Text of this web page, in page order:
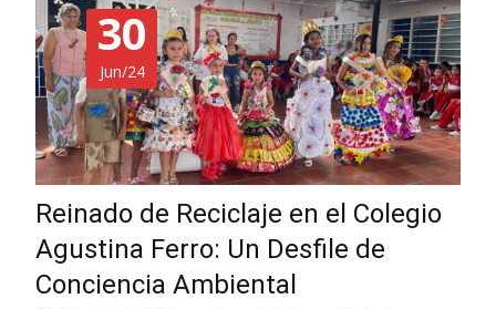
30
Jun/24
Reinado de Reciclaje en el Colegio
Agustina Ferro: Un Desfile de
Conciencia Ambiental